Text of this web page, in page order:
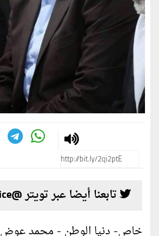
تابعنا أيضا عبر تويتر @alwatanvoice
خاص- دنيا الوطن - محمد عوض